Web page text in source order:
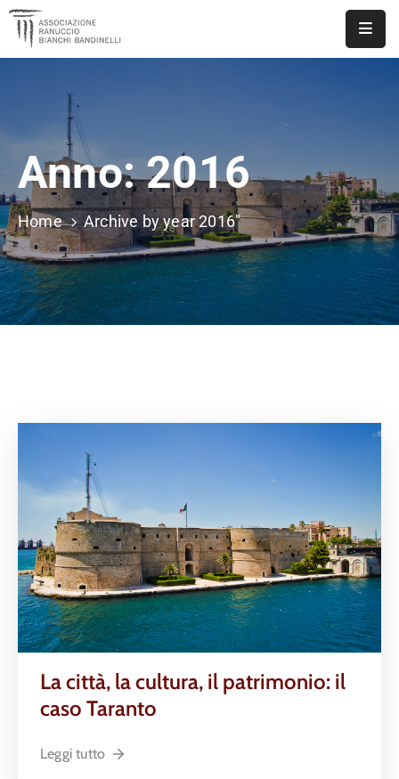
DOCUMENTI
EVENTI
PUBBLICAZIONI
CONTATTI
Anno:2016
Home Archive by year 2016"
La città, la cultura, il patrimonio: il
caso Taranto
Leggi tutto